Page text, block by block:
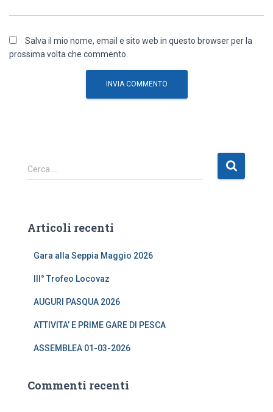
Salva il mio nome, email e sito web in questo browser per la
prossima volta che commento.
R
i
c
Cerca …
Articoli recenti
Gara alla Seppia Maggio 2026
III° Trofeo Locovaz
AUGURI PASQUA 2026
ATTIVITA’ E PRIME GARE DI PESCA
ASSEMBLEA 01-03-2026
Commenti recenti